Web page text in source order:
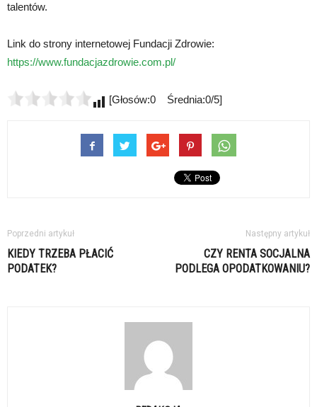
talentów.
Link do strony internetowej Fundacji Zdrowie:
https://www.fundacjazdrowie.com.pl/
[Głosów:0 Średnia:0/5]
Poprzedni artykuł
KIEDY TRZEBA PŁACIĆ
PODATEK?
Następny artykuł
CZY RENTA SOCJALNA
PODLEGA OPODATKOWANIU?